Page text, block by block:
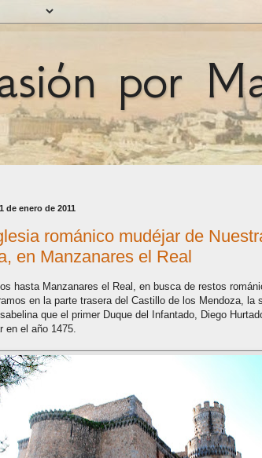
por
de enero de 2011
románico mudéjar de
en Manzanares el Real
hasta Manzanares el Real, en busca de restos
en la parte trasera del Castillo de los Mendoza, la
que el primer Duque del Infantado, Diego
en el año 1475.